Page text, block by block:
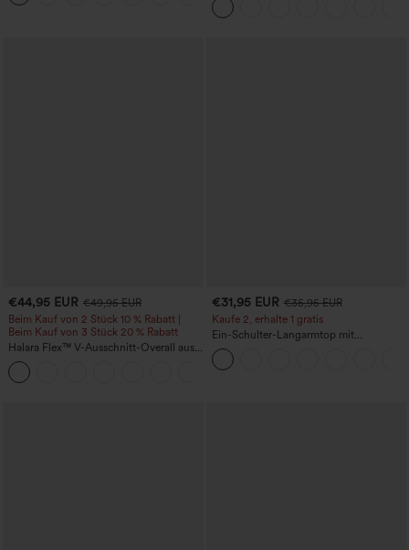
Edition
€44,95 EUR €49,95 EUR
Beim Kauf von 2 Stück 10 % Rabatt |
Beim Kauf von 3 Stück 20 % Rabatt
Halara Flex™ V-Ausschnitt-Overall aus
gewaschenem Denim mit Taschen –
lässig
€31,95 EUR €35,95 EUR
Kaufe 2, erhalte 1 gratis
Ein-Schulter-Langarmtop mit
Daumenloch, geschwungener Saum
(High-Low), schnell trocknend – Yoga-
Sporttop mit integriertem BH